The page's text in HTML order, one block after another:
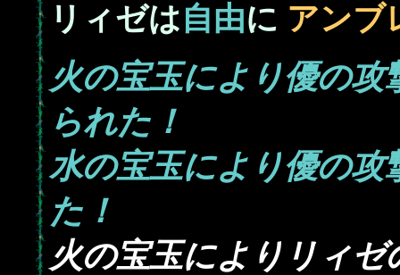
リィゼは自由に アンブ
火の宝玉により優の
られた！
水の宝玉により優の攻
た！
火の宝玉によりリィ